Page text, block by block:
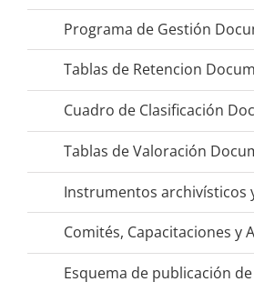
Programa de Gestión
Tablas de Retencion
Cuadro de Clasificación
Tablas de Valoración
Instrumentos archivísticos
Comités, Capacitaciones y
Esquema de publicación